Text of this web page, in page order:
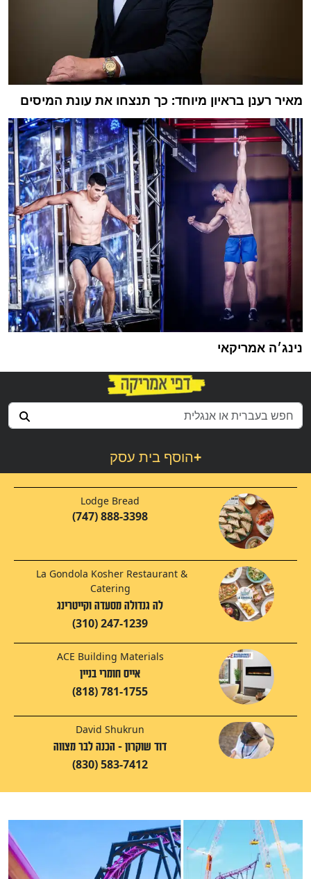
מאיר רענן בראיון מיוחד: כך תנצחו את עונת המיסים
נינג׳ה אמריקאי
הוסף בית עסק+
Lodge Bread
(747) 888-3398
La Gondola Kosher Restaurant &
Catering
לה גנדולה מסעדה וקייטרינג
(310) 247-1239
ACE Building Materials
אייס חומרי בניין
(818) 781-1755
David Shukrun
דוד שוקרון - הכנה לבר מצווה
(830) 583-7412